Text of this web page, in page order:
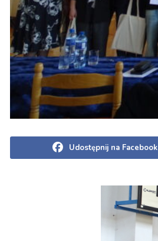
Udostępnij na Facebook